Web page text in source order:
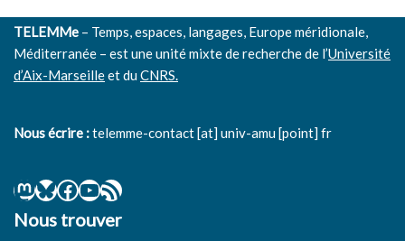
TELEMMe – Temps, espaces, langages, Europe méridionale,
Méditerranée – est une unité mixte de recherche de l’Université
d’Aix-Marseilleet duCNRS.
Nous écrire :telemme-contact [at] univ-amu [point] fr
Nous trouver